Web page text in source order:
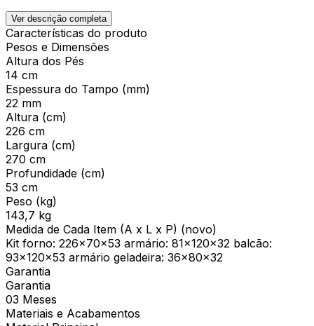
Ver descrição completa
Características do produto
Pesos e Dimensões
Altura dos Pés
14 cm
Espessura do Tampo (mm)
22 mm
Altura (cm)
226 cm
Largura (cm)
270 cm
Profundidade (cm)
53 cm
Peso (kg)
143,7 kg
Medida de Cada Item (A x L x P) (novo)
Kit forno: 226x70x53 armário: 81x120x32 balcão:
93x120x53 armário geladeira: 36x80x32
Garantia
Garantia
03 Meses
Materiais e Acabamentos